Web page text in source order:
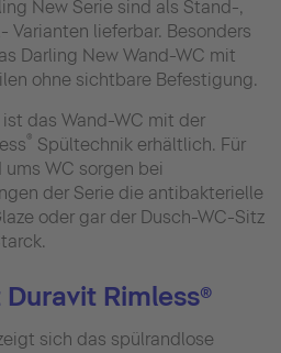
New Serie sind als Stand-,
lieferbar. Besonders
Darling New Wand-WC mit
ohne sichtbare Befestigung.
das Wand-WC mit der
® Spültechnik erhältlich. Für
WC sorgen bei
der Serie die antibakterielle
oder gar der Dusch-WC-Sitz
Rimless®
sich das spülrandlose